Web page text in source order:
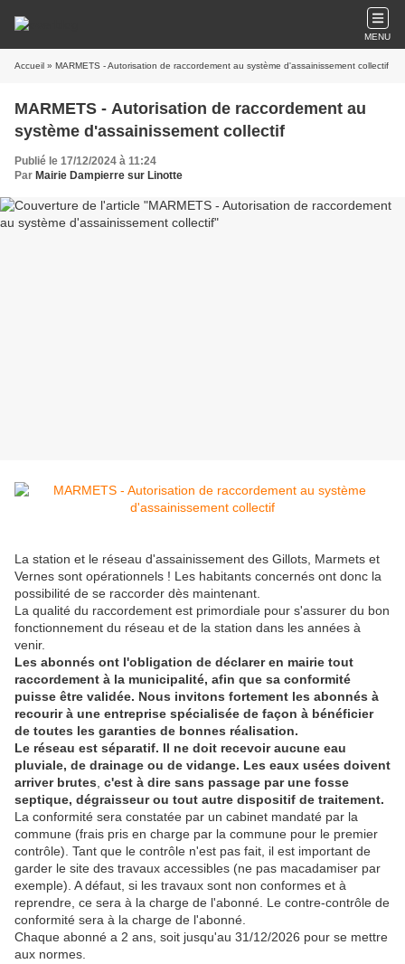
MENU
Accueil » MARMETS - Autorisation de raccordement au système d'assainissement collectif
MARMETS - Autorisation de raccordement au
système d'assainissement collectif
Publié le 17/12/2024 à 11:24
Par Mairie Dampierre sur Linotte
La station et le réseau d'assainissement des Gillots, Marmets et
Vernes sont opérationnels ! Les habitants concernés ont donc la
possibilité de se raccorder dès maintenant.
La qualité du raccordement est primordiale pour s'assurer du bon
fonctionnement du réseau et de la station dans les années à
venir.
Les abonnés ont l'obligation de déclarer en mairie tout
raccordement à la municipalité, afin que sa conformité
puisse être validée. Nous invitons fortement les abonnés à
recourir à une entreprise spécialisée de façon à bénéficier
de toutes les garanties de bonnes réalisation.
Le réseau est séparatif. Il ne doit recevoir aucune eau
pluviale, de drainage ou de vidange. Les eaux usées doivent
arriver brutes c'est à dire sans passage par une fosse
septique, dégraisseur ou tout autre dispositif de traitement.
La conformité sera constatée par un cabinet mandaté par la
commune (frais pris en charge par la commune pour le premier
contrôle). Tant que le contrôle n'est pas fait, il est important de
garder le site des travaux accessibles (ne pas macadamiser par
exemple). A défaut, si les travaux sont non conformes et à
reprendre, ce sera à la charge de l'abonné. Le contre-contrôle de
conformité sera à la charge de l'abonné.
Chaque abonné a 2 ans, soit jusqu'au 31/12/2026 pour se mettre
aux normes.